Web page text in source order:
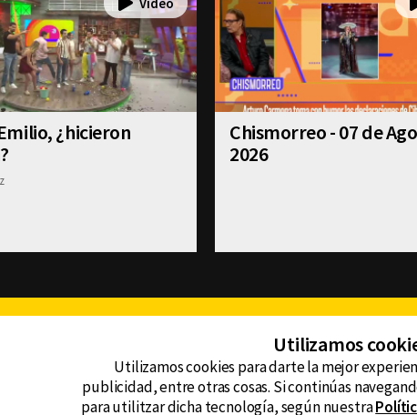
¿hicieron
Chismorreo - 07 de
2026
© CANAL 6 2026
AVISO
Utilizamos
Utilizamos cookies para darte la mejor
publicidad, entre otras cosas. Si continúas
para utilitzar dicha tecnología, según nuestra